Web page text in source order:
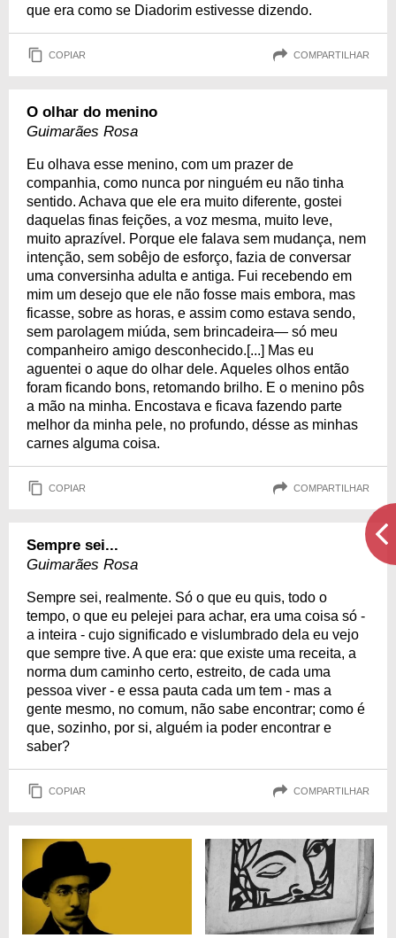
que era como se Diadorim estivesse dizendo.
COPIAR COMPARTILHAR
O olhar do menino
Guimarães Rosa
Eu olhava esse menino, com um prazer de
companhia, como nunca por ninguém eu não tinha
sentido. Achava que ele era muito diferente, gostei
daquelas finas feições, a voz mesma, muito leve,
muito aprazível. Porque ele falava sem mudança, nem
intenção, sem sobêjo de esforço, fazia de conversar
uma conversinha adulta e antiga. Fui recebendo em
mim um desejo que ele não fosse mais embora, mas
ficasse, sobre as horas, e assim como estava sendo,
sem parolagem miúda, sem brincadeira— só meu
companheiro amigo desconhecido.[...] Mas eu
aguentei o aque do olhar dele. Aqueles olhos então
foram ficando bons, retomando brilho. E o menino pôs
a mão na minha. Encostava e ficava fazendo parte
melhor da minha pele, no profundo, désse as minhas
carnes alguma coisa.
COPIAR COMPARTILHAR
Sempre sei...
Guimarães Rosa
Sempre sei, realmente. Só o que eu quis, todo o
tempo, o que eu pelejei para achar, era uma coisa só -
a inteira - cujo significado e vislumbrado dela eu vejo
que sempre tive. A que era: que existe uma receita, a
norma dum caminho certo, estreito, de cada uma
pessoa viver - e essa pauta cada um tem - mas a
gente mesmo, no comum, não sabe encontrar; como é
que, sozinho, por si, alguém ia poder encontrar e
saber?
COPIAR COMPARTILHAR